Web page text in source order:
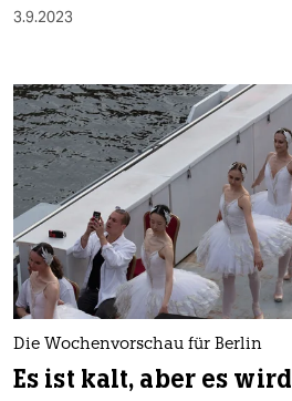
3.9.2023
Die Wochenvorschau für Berlin
Es ist kalt, aber es